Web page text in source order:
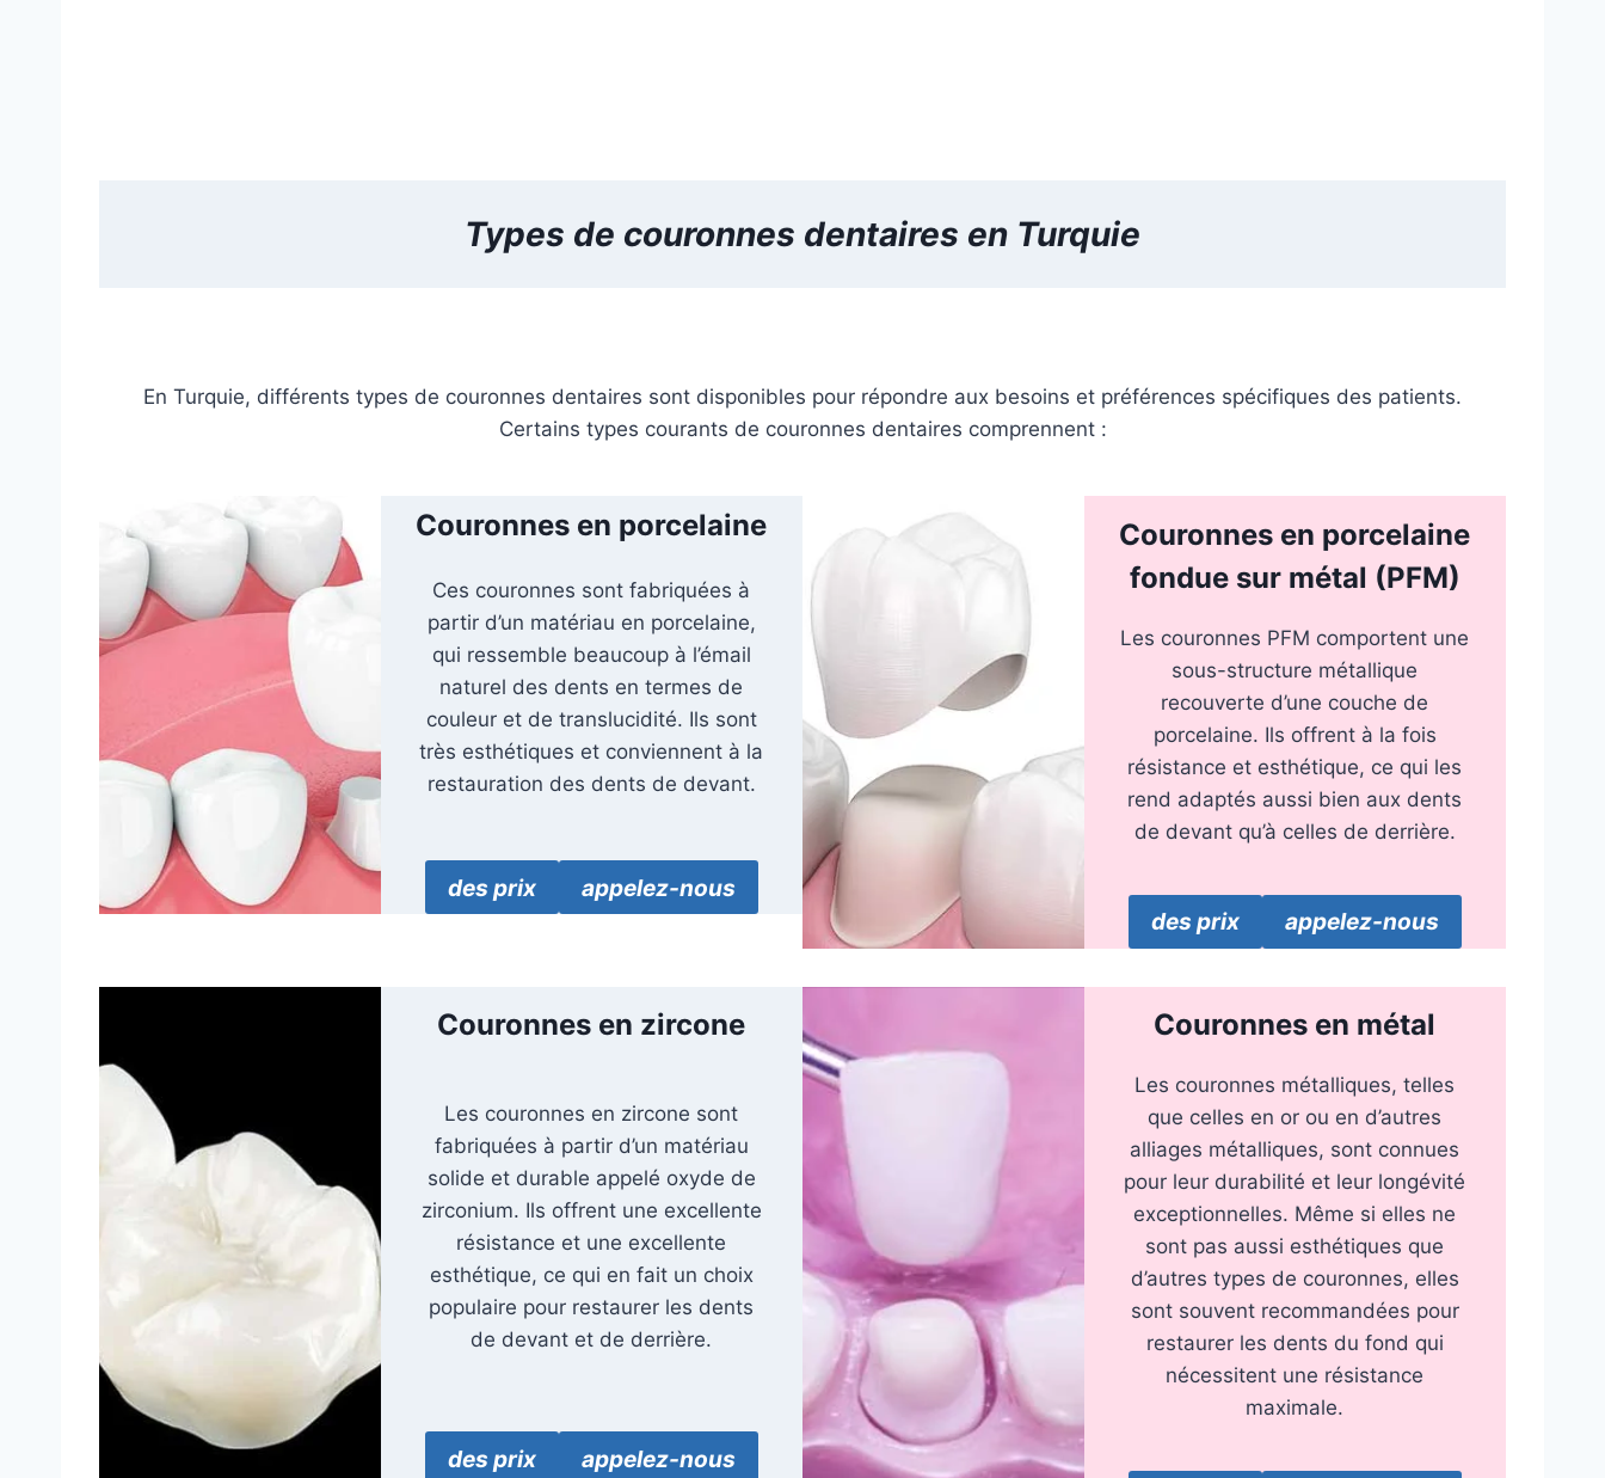
Types de couronnes dentaires en Turquie
En Turquie, différents types de couronnes dentaires sont disponibles pour répondre aux besoins et préférences spécifiques des patients.
Certains types courants de couronnes dentaires comprennent :
Couronnes en porcelaine
Ces couronnes sont fabriquées à
partir d’un matériau en porcelaine,
qui ressemble beaucoup à l’émail
naturel des dents en termes de
couleur et de translucidité. Ils sont
très esthétiques et conviennent à la
restauration des dents de devant.
des prix appelez-nous
Couronnes en porcelaine
fondue sur métal (PFM)
Les couronnes PFM comportent une
sous-structure métallique
recouverte d’une couche de
porcelaine. Ils offrent à la fois
résistance et esthétique, ce qui les
rend adaptés aussi bien aux dents
de devant qu’à celles de derrière.
des prix appelez-nous
Couronnes en zircone
Les couronnes en zircone sont
fabriquées à partir d’un matériau
solide et durable appelé oxyde de
zirconium. Ils offrent une excellente
résistance et une excellente
esthétique, ce qui en fait un choix
populaire pour restaurer les dents
de devant et de derrière.
des prix appelez-nous
Couronnes en métal
Les couronnes métalliques, telles
que celles en or ou en d’autres
alliages métalliques, sont connues
pour leur durabilité et leur longévité
exceptionnelles. Même si elles ne
sont pas aussi esthétiques que
d’autres types de couronnes, elles
sont souvent recommandées pour
restaurer les dents du fond qui
nécessitent une résistance
maximale.